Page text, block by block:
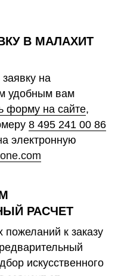
В МАЛАХИТ
на
удобным вам
форму на сайте,
8 495 241 00 86
электронную
РАСЧЕТ
к заказу
искусственного